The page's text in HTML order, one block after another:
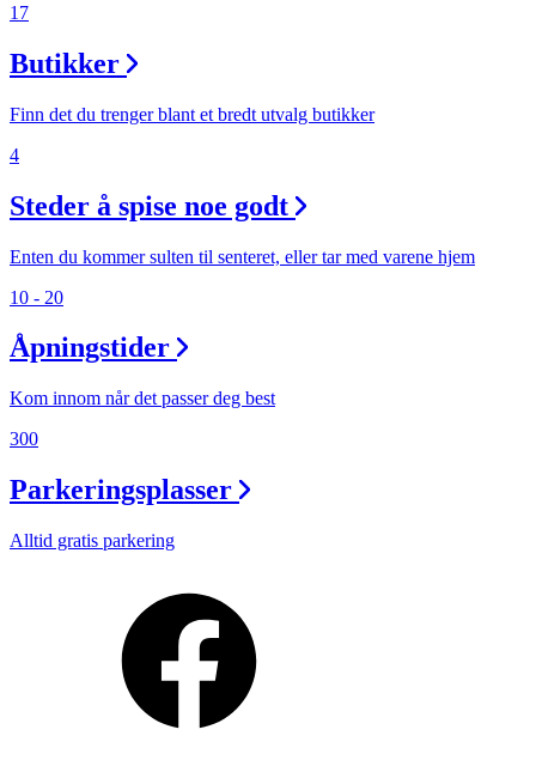
Magasin
17
Butikker
Finn det du trenger blant et bredt utvalg butikker
4
Steder å spise noe godt
Enten du kommer sulten til senteret, eller tar med varene hjem
10 - 20
Åpningstider
Kom innom når det passer deg best
300
Parkeringsplasser
Alltid gratis parkering